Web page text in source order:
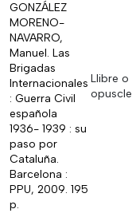
GONZÁLEZ
MORENO-
NAVARRO,
Manuel. Las
Brigadas
Internacionales
: Guerra Civil
española
1936- 1939 : su
paso por
Cataluña.
Barcelona :
PPU, 2009. 195
p.
Llibre o
opuscle